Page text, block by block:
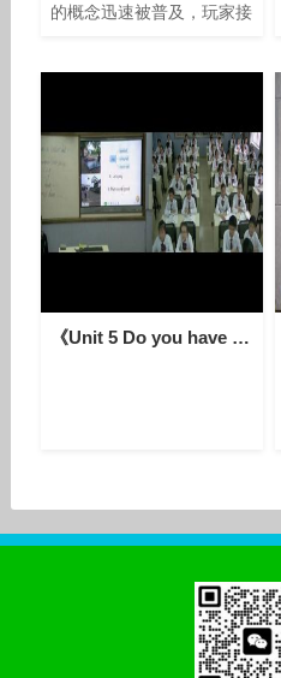
的概念迅速被普及，玩家接
共享单车
《Unit 5 Do you have a soccer ball - Section A Grammar focus 3a—3c》人教版英语七上-广西-杨珍燕